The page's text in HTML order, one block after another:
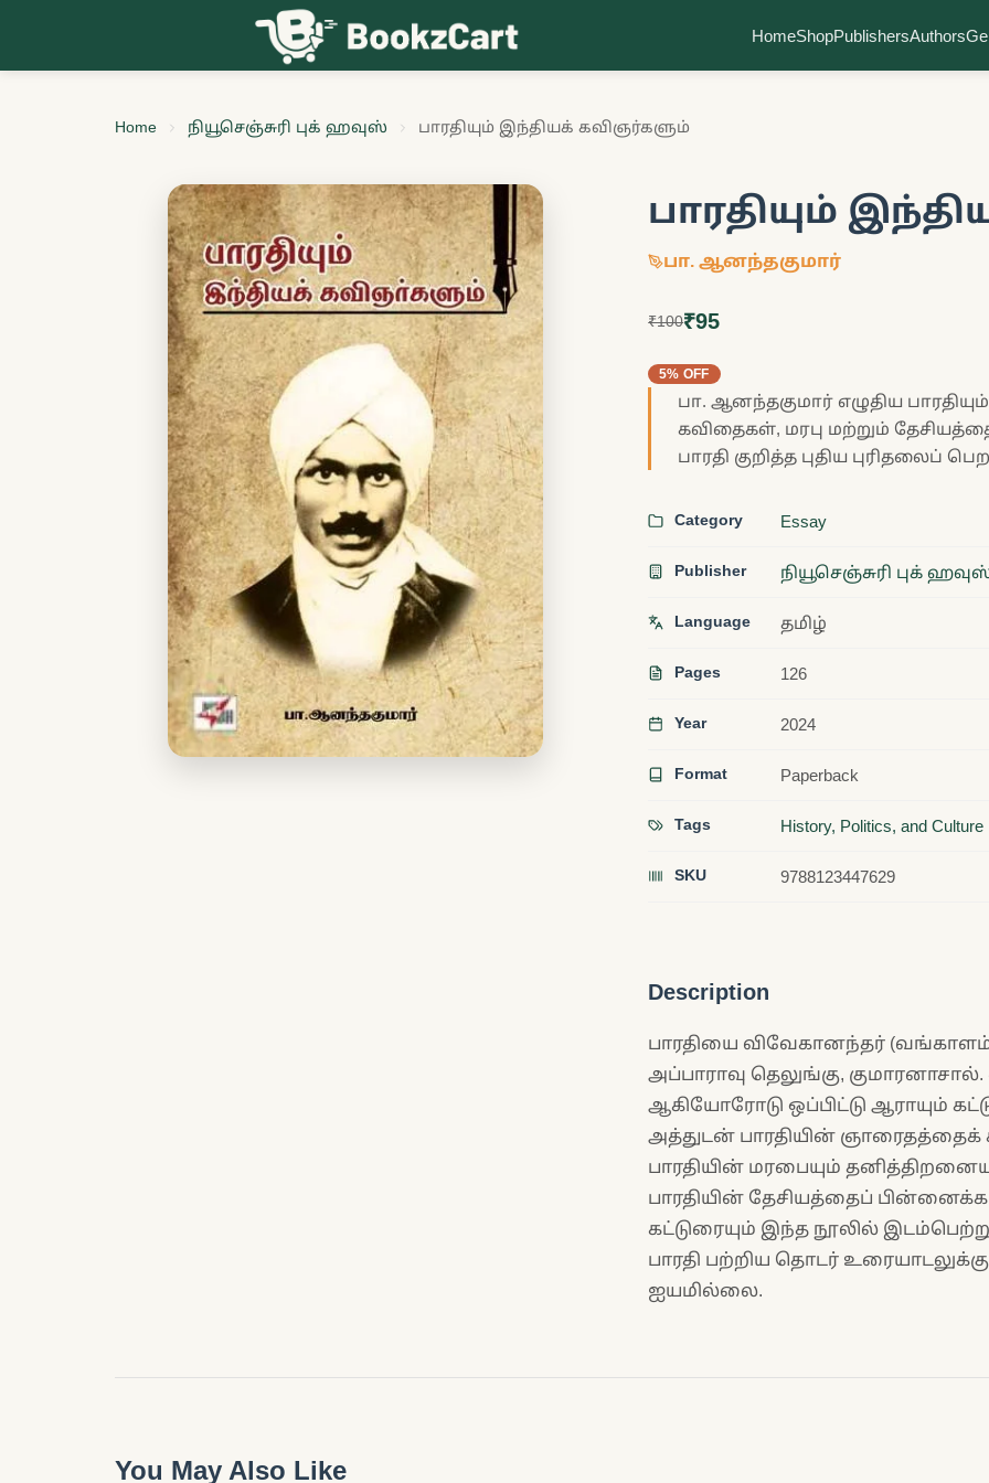
HomeShopPublishersAuthors
Home நியூசெஞ்சுரி புக் ஹவுஸ் பாரதியும் இந்தியக் கவிஞர்களும்
பாரதியும்
பா. ஆனந்தகுமார்
₹100₹95
5% OFF
பா. ஆனந்தகுமார் எழுதிய
கவிதைகள், மரபு மற்றும்
பாரதி குறித்த புதிய புரிதலைப்
Category Essay
Publisher நியூசெஞ்சுரி புக்
Language தமிழ்
Pages 126
Year 2024
Format Paperback
Tags History, Politics, and Culture
SKU 9788123447629
Description
பாரதியை விவேகானந்தர்
அப்பாராவு தெலுங்கு,
ஆகியோரோடு ஒப்பிட்டு ஆராயும்
அத்துடன் பாரதியின் ஞாரைதத்தைக்
பாரதியின் மரபையும்
பாரதியின் தேசியத்தைப்
கட்டுரையும் இந்த நூலில்
பாரதி பற்றிய தொடர்
ஐயமில்லை.
You May Also Like